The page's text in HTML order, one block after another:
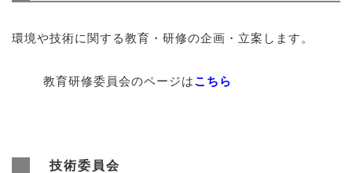
環境や技術に関する教育・研修の企画・立案します。
教育研修委員会のページはこちら
技術委員会